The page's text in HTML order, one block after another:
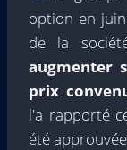
option en
de la
augmenter
prix
l'a rapporté
été